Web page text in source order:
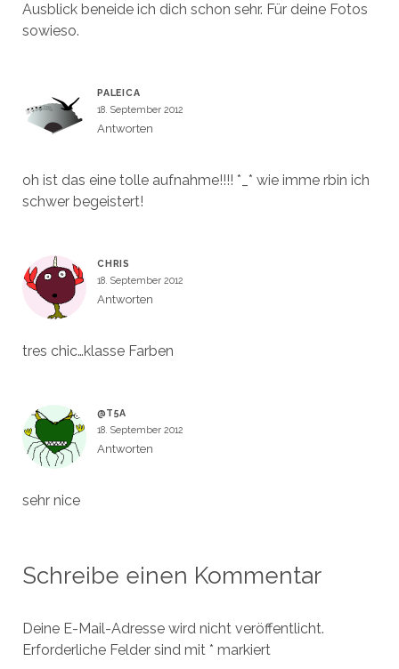
Ausblick beneide ich dich schon sehr. Für deine Fotos
sowieso.
PALEICA
18. September 2012
Antworten
oh ist das eine tolle aufnahme!!!! *_* wie imme rbin ich
schwer begeistert!
CHRIS
18. September 2012
Antworten
tres chic…klasse Farben
@T5A
18. September 2012
Antworten
sehr nice
Schreibe einen Kommentar
Deine E-Mail-Adresse wird nicht veröffentlicht.
Erforderliche Felder sind mit * markiert